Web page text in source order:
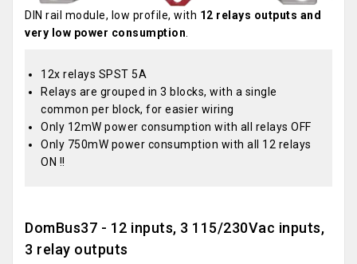
DIN rail module, low profile, with 12 relays outputs and
very low power consumption
12x relays SPST 5A
Relays are grouped in 3 blocks, with a single
common per block, for easier wiring
Only 12mW power consumption with all relays OFF
Only 750mW power consumption with all 12 relays
ON !!
DomBus37 - 12 inputs, 3 115/230Vac inputs,
3 relay outputs